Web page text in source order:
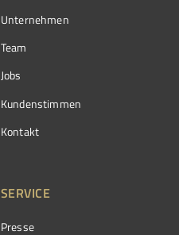
Unternehmen
Team
Jobs
Kundenstimmen
Kontakt
SERVICE
Presse